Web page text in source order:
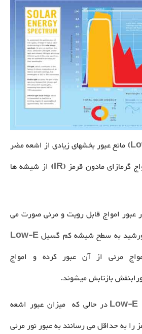
مانع عبور بخشهای زیادی از اشعه مضر
گرمازای مادون قرمز(IR)
از شیشه ها
امواج قابل رويت و مرئی صورت می
به سطح شیشه کم گسیلLow-E
مرئی از آن عبور کرده و امواج
بازتابش می­شوند.
Low-Eدر حالی که میزان عبور اشعه
را به حداقل می رسانند به عبور نور مرئی